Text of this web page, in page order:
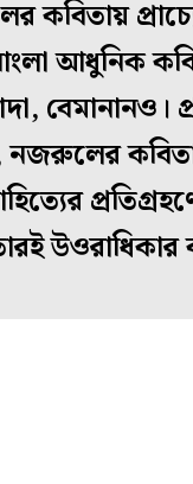
কবিতায়
আধুনিক
বেমানানও।